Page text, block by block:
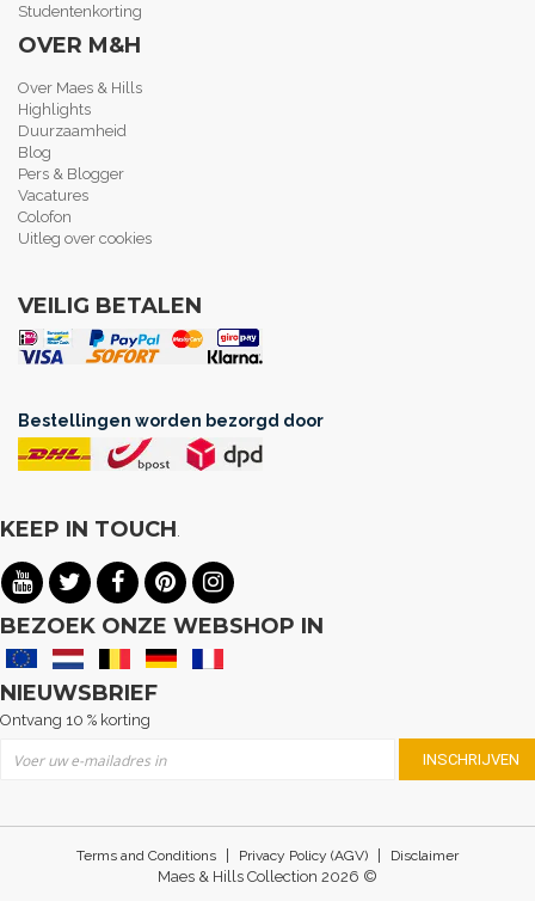
Studentenkorting
OVER M&H
Over Maes & Hills
Highlights
Duurzaamheid
Blog
Pers & Blogger
Vacatures
Colofon
Uitleg over cookies
VEILIG BETALEN
Bestellingen worden bezorgd door
KEEP IN TOUCH.
BEZOEK ONZE WEBSHOP IN
NIEUWSBRIEF
Ontvang 10 % korting
INSCHRIJVEN
Terms and Conditions Privacy Policy (AGV) Disclaimer
Maes & Hills Collection 2026 ©